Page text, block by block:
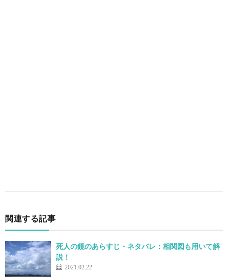
関連する記事
死人の鏡のあらすじ・ネタバレ：相関図も用いて解
説！
2021.02.22